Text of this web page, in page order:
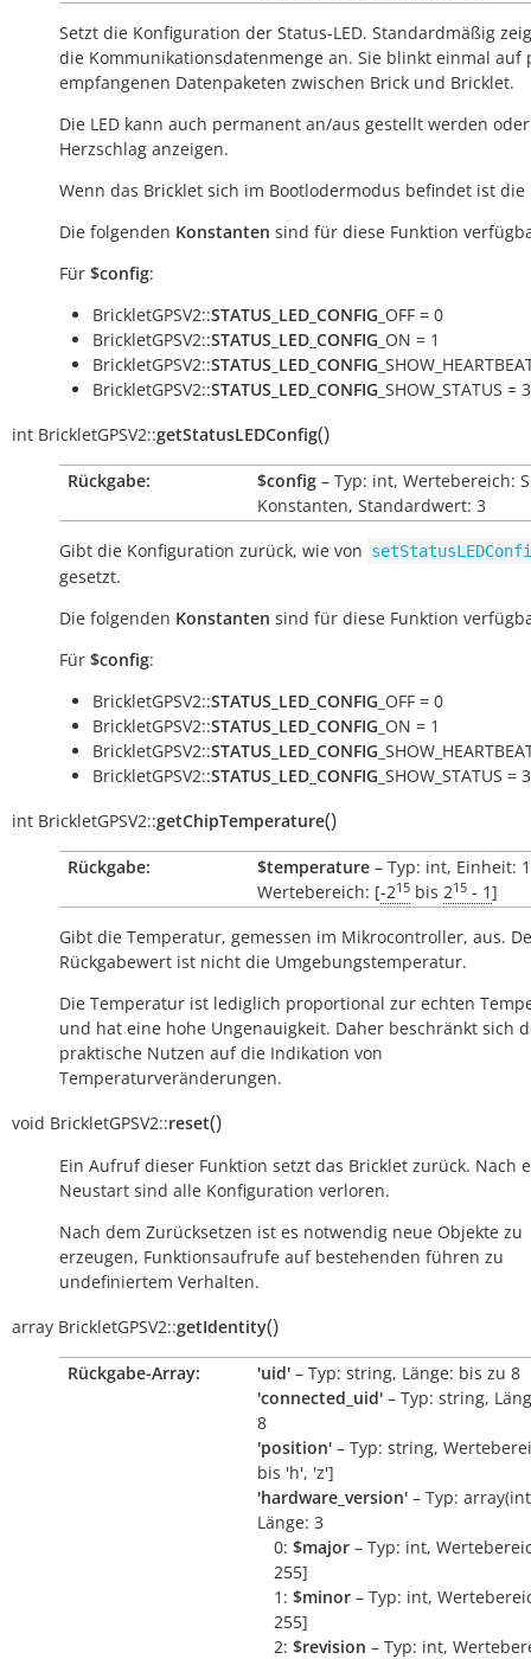
Setzt die Konfiguration der Status-LED. Standardmäßig
die Kommunikationsdatenmenge an. Sie blinkt einmal auf
empfangenen Datenpaketen zwischen Brick und Bricklet.
Die LED kann auch permanent an/aus gestellt werden
Herzschlag anzeigen.
Wenn das Bricklet sich im Bootlodermodus befindet ist die
Die folgenden Konstanten sind für diese Funktion
Für $config:
BrickletGPSV2::STATUS_LED_CONFIG _OFF = 0
BrickletGPSV2::STATUS_LED_CONFIG _ON = 1
BrickletGPSV2::STATUS_LED_CONFIG
BrickletGPSV2::STATUS_LED_CONFIG _SHOW_STATUS = 3
int BrickletGPSV2::getStatusLEDConfig()
Rückgabe: $config – Typ: int, Wertebereich:
Konstanten, Standardwert: 3
Gibt die Konfiguration zurück, wie von
gesetzt.
Die folgenden Konstanten sind für diese Funktion
Für $config:
BrickletGPSV2::STATUS_LED_CONFIG _OFF = 0
BrickletGPSV2::STATUS_LED_CONFIG _ON = 1
BrickletGPSV2::STATUS_LED_CONFIG
BrickletGPSV2::STATUS_LED_CONFIG _SHOW_STATUS = 3
int BrickletGPSV2::getChipTemperature()
Rückgabe: $temperature – Typ: int, Einheit:
Wertebereich: [-215 bis 215 - 1]
Gibt die Temperatur, gemessen im Mikrocontroller, aus.
Rückgabewert ist nicht die Umgebungstemperatur.
Die Temperatur ist lediglich proportional zur echten
und hat eine hohe Ungenauigkeit. Daher beschränkt sich
praktische Nutzen auf die Indikation von
Temperaturveränderungen.
void BrickletGPSV2::reset()
Ein Aufruf dieser Funktion setzt das Bricklet zurück. Nach
Neustart sind alle Konfiguration verloren.
Nach dem Zurücksetzen ist es notwendig neue Objekte zu
erzeugen, Funktionsaufrufe auf bestehenden führen zu
undefiniertem Verhalten.
array BrickletGPSV2::getIdentity()
Rückgabe-Array: 'uid' – Typ: string, Länge: bis zu 8
'connected_uid' – Typ: string,
8
'position' – Typ: string,
bis 'h', 'z']
'hardware_version' – Typ:
Länge: 3
0: $major – Typ: int,
255]
1: $minor – Typ: int,
255]
2: $revision – Typ: int,